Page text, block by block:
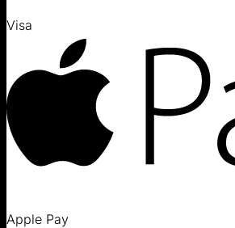
Visa
Apple Pay